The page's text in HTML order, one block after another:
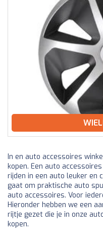
In en auto accessoires
kopen. Een auto
rijden in een auto leuker en
gaat om praktische auto
auto accessoires. Voor
Hieronder hebben we een
rijtje gezet die je in onze
kopen.